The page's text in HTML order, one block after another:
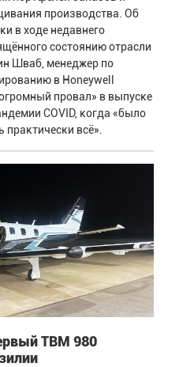
производства. Об
в ходе недавнего
состоянию отрасли
Шваб, менеджер по
в Honeywell
провал» в выпуске
COVID, когда «было
всё».
TBM 980